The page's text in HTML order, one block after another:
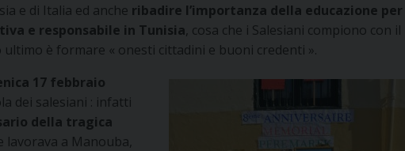
e di Italia ed anche ribadire l’importanza della educazione per
e responsabile in Tunisia, cosa che i Salesiani compiono con il
è formare « onesti cittadini e buoni credenti ».
17 febbraio
dei salesiani : infatti
della tragica
lavorava a Manouba,